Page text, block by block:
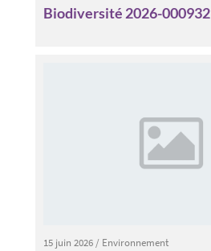
Biodiversité 2026-000932
15 juin 2026/ Environnement